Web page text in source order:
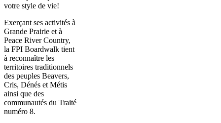
votre style de vie!
Exerçant ses activités à
Grande Prairie et à
Peace River Country,
la FPI Boardwalk tient
à reconnaître les
territoires traditionnels
des peuples Beavers,
Cris, Dénés et Métis
ainsi que des
communautés du Traité
numéro 8.